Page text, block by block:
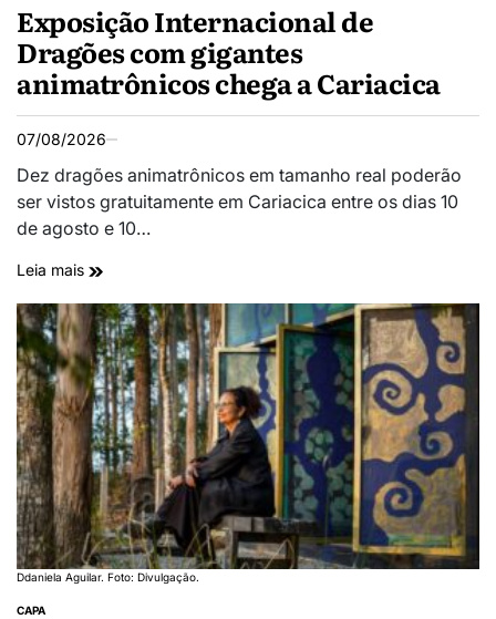
Exposição Internacional de
Dragões com gigantes
animatrônicos chega a Cariacica
07/08/2026
Dez dragões animatrônicos em tamanho real poderão
ser vistos gratuitamente em Cariacica entre os dias 10
de agosto e 10…
Leia mais
Ddaniela Aguilar. Foto: Divulgação.
CAPA